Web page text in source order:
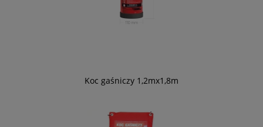
Koc gaśniczy 1,2mx1,8m